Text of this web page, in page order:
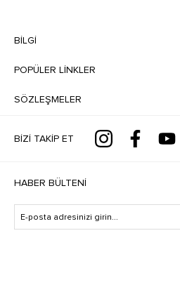
BILGI
POPÜLER LİNKLER
SÖZLEŞMELER
BIZI TAKIP ET
HABER BÜLTENI